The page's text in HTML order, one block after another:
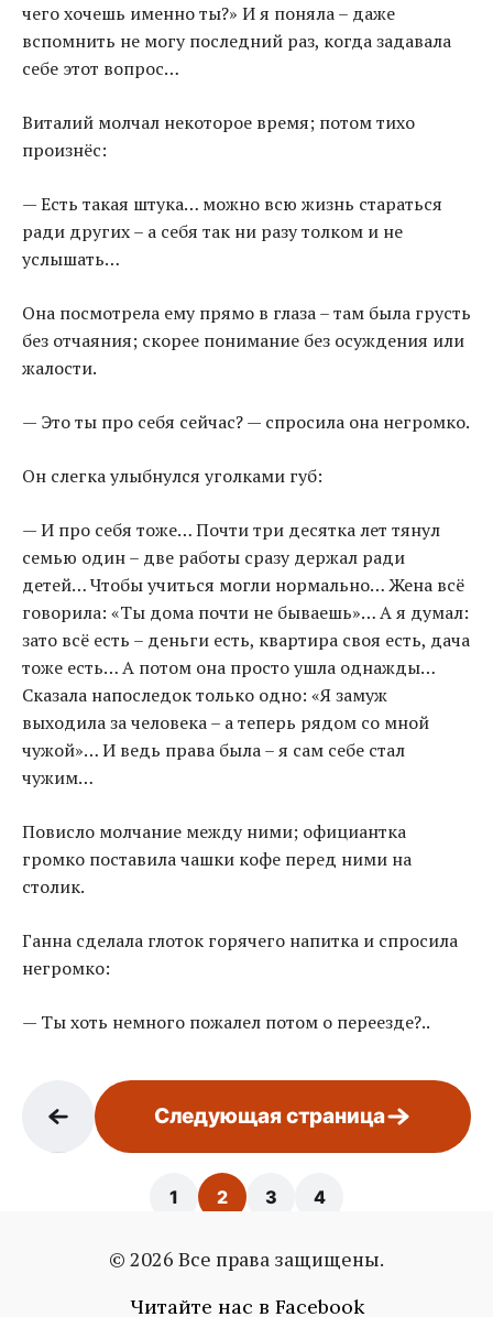
чего хочешь именно ты?» И я поняла – даже
вспомнить не могу последний раз, когда задавала
себе этот вопрос…
Виталий молчал некоторое время; потом тихо
произнёс:
— Есть такая штука… можно всю жизнь стараться
ради других – а себя так ни разу толком и не
услышать…
Она посмотрела ему прямо в глаза – там была грусть
без отчаяния; скорее понимание без осуждения или
жалости.
— Это ты про себя сейчас? — спросила она негромко.
Он слегка улыбнулся уголками губ:
— И про себя тоже… Почти три десятка лет тянул
семью один – две работы сразу держал ради
детей… Чтобы учиться могли нормально… Жена всё
говорила: «Ты дома почти не бываешь»… А я думал:
зато всё есть – деньги есть, квартира своя есть, дача
тоже есть… А потом она просто ушла однажды…
Сказала напоследок только одно: «Я замуж
выходила за человека – а теперь рядом со мной
чужой»… И ведь права была – я сам себе стал
чужим…
Повисло молчание между ними; официантка
громко поставила чашки кофе перед ними на
столик.
Ганна сделала глоток горячего напитка и спросила
негромко:
— Ты хоть немного пожалел потом о переезде?..
Следующая страница
1 2 3 4
Страница: 2 / 4
© 2026 Все права защищены.
Читайте нас в Facebook